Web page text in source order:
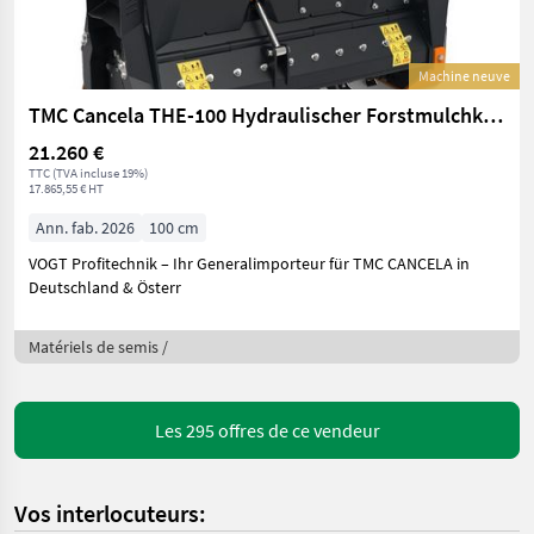
Machine neuve
TMC Cancela THE-100 Hydraulischer Forstmulchkopf
21.260 €
TTC (TVA incluse 19%)
17.865,55 € HT
Ann. fab. 2026
100 cm
VOGT Profitechnik – Ihr Generalimporteur für TMC CANCELA in
Deutschland & Österr
Matériels de semis /
Les 295 offres de ce vendeur
Vos interlocuteurs: